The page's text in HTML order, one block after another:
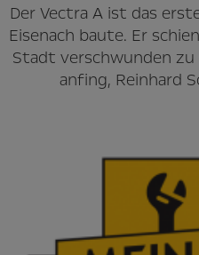
Der Vectra A ist das
Eisenach baute. Er
Stadt verschwunden
anfing, Reinhard